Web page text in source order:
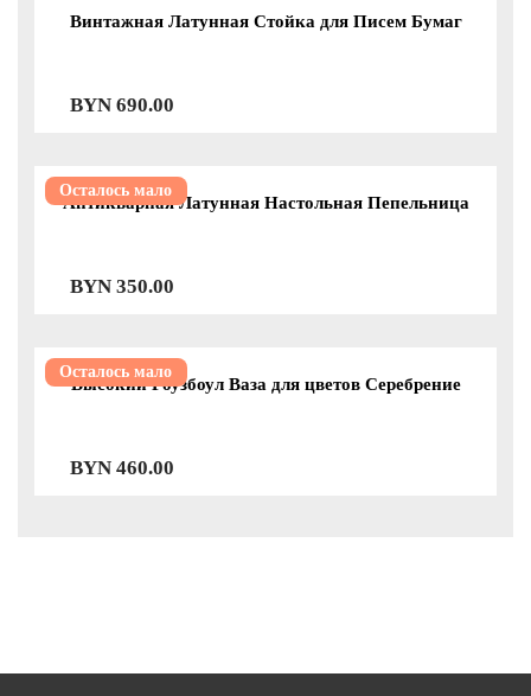
Винтажная Латунная Стойка для Писем Бумаг
BYN690.00
Осталось мало
Антикварная Латунная Настольная Пепельница
BYN350.00
Осталось мало
Высокий Роузбоул Ваза для цветов Серебрение
BYN460.00